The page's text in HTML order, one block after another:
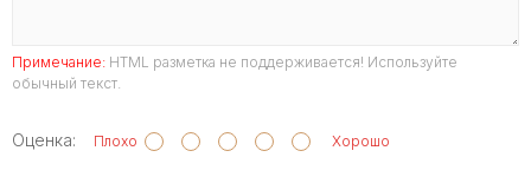
Примечание: HTML разметка не поддерживается! Используйте
обычный текст.
Оценка: Плохо Хорошо